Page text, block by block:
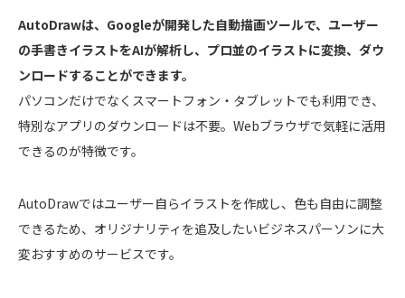
AutoDrawは、Googleが開発した自動描画ツールで、ユーザー
の手書きイラストをAIが解析し、プロ並のイラストに変換、ダウ
ンロードすることができます。
パソコンだけでなくスマートフォン・タブレットでも利用でき、
特別なアプリのダウンロードは不要。Webブラウザで気軽に活用
できるのが特徴です。
AutoDrawではユーザー自らイラストを作成し、色も自由に調整
できるため、オリジナリティを追及したいビジネスパーソンに大
変おすすめのサービスです。